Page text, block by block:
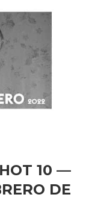
10 —
DE